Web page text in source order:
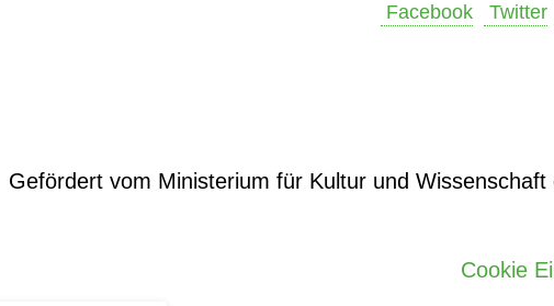
Facebook
Twitter
Gefördert vom Ministerium für Kultur und
Cookie